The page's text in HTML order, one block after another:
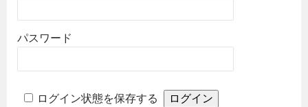
パスワード
ログイン状態を保存する